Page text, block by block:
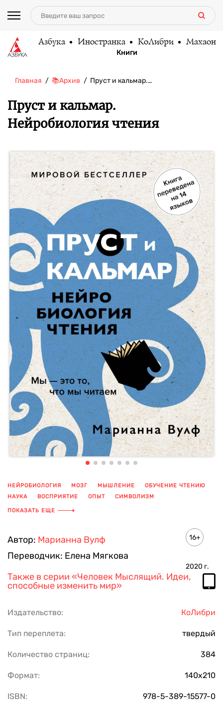
Азбука Иностранка КоЛибри Махаон
Книги
Главная 📚Архив Пруст и кальмар.…
Пруст и кальмар.
Нейробиология чтения
НЕЙРОБИОЛОГИЯ МОЗГ МЫШЛЕНИЕ
ОБУЧЕНИЕ ЧТЕНИЮ
НАУКА
ВОСПРИЯТИЕ ОПЫТ
СИМВОЛИЗМ
ТРЕНИРОВКА ПАМЯТИ
ПОКАЗАТЬ ЕЩЕ
Автор: Марианна Вулф
Переводчик: Елена Мягкова
16+
2020 г.
Также в серии «Человек Мыслящий. Идеи,
способные изменить мир»
Издательство: КоЛибри
Тип переплета: твердый
Количество страниц: 384
Формат: 140х210
ISBN: 978-5-389-15577-0